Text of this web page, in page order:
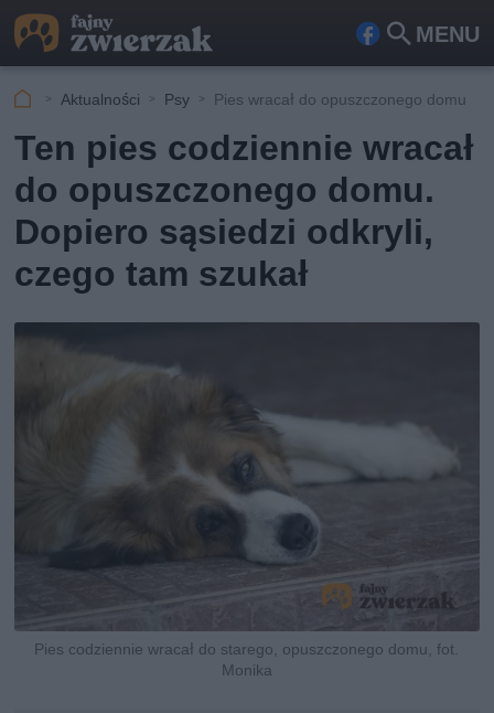
MENU
Fa
ook
Szu
Aktualności Psy Pies wracał do opuszczonego domu
Ten pies codziennie wracał
do opuszczonego domu.
Dopiero sąsiedzi odkryli,
czego tam szukał
Pies codziennie wracał do starego, opuszczonego domu, fot.
Monika